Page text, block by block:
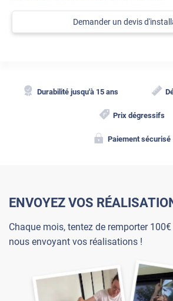
Demander un devis
Durabilité jusqu'à 15 ans
Prix dégressifs
Paiement sécurisé
ENVOYEZ VOS
Chaque mois, tentez de remporter
nous envoyant vos réalisations !